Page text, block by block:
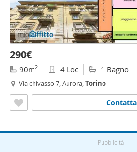
290€
90m2 4 Loc 1 Bagno
Via chivasso 7, Aurora,Torino
Contatta
Pubblicità